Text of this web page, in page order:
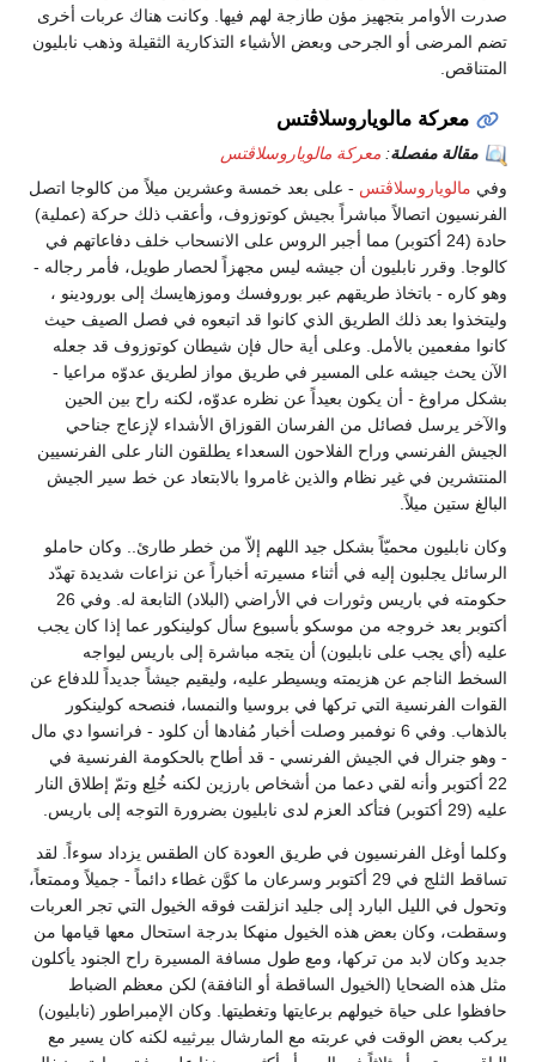
صدرت الأوامر بتجهيز مؤن طازجة لهم فيها. وكانت هناك عربات أخرى
تضم المرضى أو الجرحى وبعض الأشياء التذكارية الثقيلة وذهب نابليون
المتناقص.
معركة مالوياروسلاڤتس
مقالة مفصلة: معركة مالوياروسلاڤتس
وفي مالوياروسلاڤتس - على بعد خمسة وعشرين ميلاً من كالوجا اتصل
الفرنسيون اتصالاً مباشراً بجيش كوتوزوف، وأعقب ذلك حركة (عملية)
حادة (24 أكتوبر) مما أجبر الروس على الانسحاب خلف دفاعاتهم في
كالوجا. وقرر نابليون أن جيشه ليس مجهزاً لحصار طويل، فأمر رجاله -
وهو كاره - باتخاذ طريقهم عبر بوروفسك وموزهايسك إلى بورودينو ،
وليتخذوا بعد ذلك الطريق الذي كانوا قد اتبعوه في فصل الصيف حيث
كانوا مفعمين بالأمل. وعلى أية حال فإن شيطان كوتوزوف قد جعله
الآن يحث جيشه على المسير في طريق مواز لطريق عدوّه مراعيا -
بشكل مراوغ - أن يكون بعيداً عن نظره عدوّه، لكنه راح بين الحين
والآخر يرسل فصائل من الفرسان القوزاق الأشداء لإزعاج جناحي
الجيش الفرنسي وراح الفلاحون السعداء يطلقون النار على الفرنسيين
المنتشرين في غير نظام والذين غامروا بالابتعاد عن خط سير الجيش
البالغ ستين ميلاً.
وكان نابليون محميّاً بشكل جيد اللهم إلاّ من خطر طارئ.. وكان حاملو
الرسائل يجلبون إليه في أثناء مسيرته أخباراً عن نزاعات شديدة تهدّد
حكومته في باريس وثورات في الأراضي (البلاد) التابعة له. وفي 26
أكتوبر بعد خروجه من موسكو بأسبوع سأل كولينكور عما إذا كان يجب
عليه (أي يجب على نابليون) أن يتجه مباشرة إلى باريس ليواجه
السخط الناجم عن هزيمته ويسيطر عليه، وليقيم جيشاً جديداً للدفاع عن
القوات الفرنسية التي تركها في بروسيا والنمسا، فنصحه كولينكور
بالذهاب. وفي 6 نوفمبر وصلت أخبار مُفادها أن كلود - فرانسوا دي مال
- وهو جنرال في الجيش الفرنسي - قد أطاح بالحكومة الفرنسية في
22 أكتوبر وأنه لقي دعما من أشخاص بارزين لكنه خُلِع وتمّ إطلاق النار
عليه (29 أكتوبر) فتأكد العزم لدى نابليون بضرورة التوجه إلى باريس.
وكلما أوغل الفرنسيون في طريق العودة كان الطقس يزداد سوءاً. لقد
تساقط الثلج في 29 أكتوبر وسرعان ما كوَّن غطاء دائماً - جميلاً وممتعاً،
وتحول في الليل البارد إلى جليد انزلقت فوقه الخيول التي تجر العربات
وسقطت، وكان بعض هذه الخيول منهكا بدرجة استحال معها قيامها من
جديد وكان لابد من تركها، ومع طول مسافة المسيرة راح الجنود يأكلون
مثل هذه الضحايا (الخيول الساقطة أو النافقة) لكن معظم الضباط
حافظوا على حياة خيولهم برعايتها وتغطيتها. وكان الإمبراطور (نابليون)
يركب بعض الوقت في عربته مع المارشال بيرثييه لكنه كان يسير مع